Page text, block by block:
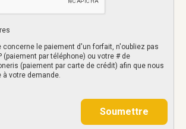
concerne le paiement d'un forfait, n'oubliez pas
(paiement par téléphone) ou votre # de
(paiement par carte de crédit) afin que nous
à votre demande.
Soumettre